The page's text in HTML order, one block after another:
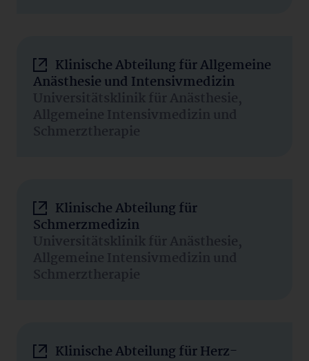
Klinische Abteilung für Allgemeine
Anästhesie und Intensivmedizin
Universitätsklinik für Anästhesie,
Allgemeine Intensivmedizin und
Schmerztherapie
Klinische Abteilung für
Schmerzmedizin
Universitätsklinik für Anästhesie,
Allgemeine Intensivmedizin und
Schmerztherapie
Klinische Abteilung für Herz-